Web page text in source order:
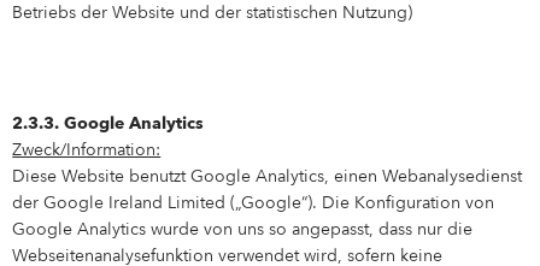
Betriebs der Website und der statistischen Nutzung)
2.3.3. Google Analytics
Zweck/Information:
Diese Website benutzt Google Analytics, einen Webanalysedienst
der Google Ireland Limited („Google“). Die Konfiguration von
Google Analytics wurde von uns so angepasst, dass nur die
Webseitenanalysefunktion verwendet wird, sofern keine